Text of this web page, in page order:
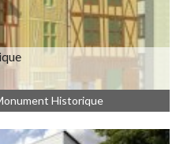
Historique